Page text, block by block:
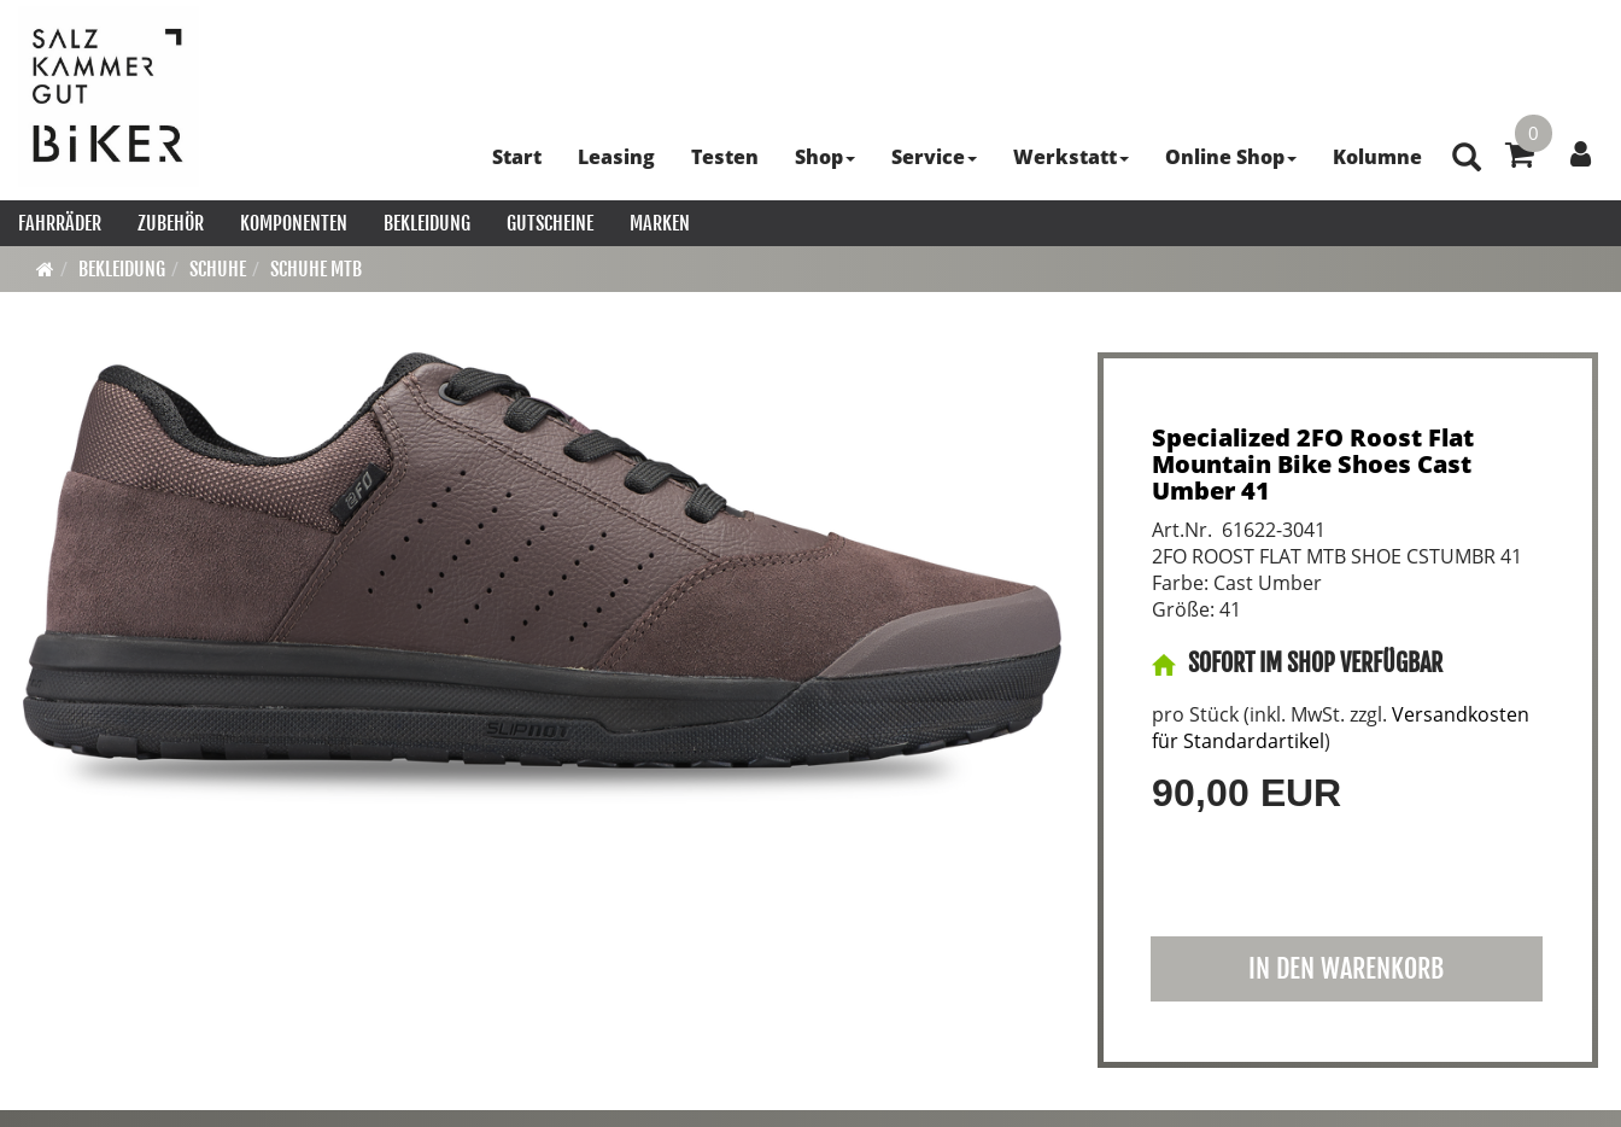
0
Start Leasing Testen Shop Service Werkstatt Online Shop Kolumne
FAHRRÄDER ZUBEHÖR KOMPONENTEN BEKLEIDUNG GUTSCHEINE
MARKEN
BEKLEIDUNG
SCHUHE SCHUHE MTB
Specialized 2FO Roost Flat
Mountain Bike Shoes Cast
Umber 41
Art.Nr. 61622-3041
2FO ROOST FLAT MTB SHOE CSTUMBR 41
Farbe: Cast Umber
Größe: 41
SOFORT IM SHOP VERFÜGBAR
pro Stück (inkl. MwSt. zzgl. Versandkosten
für Standardartikel)
90,00 EUR
IN DEN WARENKORB